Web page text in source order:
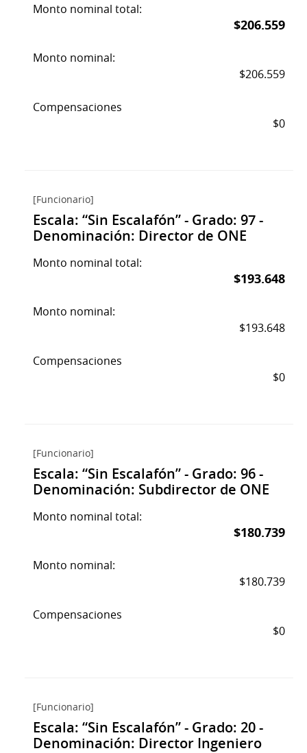
Monto nominal total:
$206.559
Monto nominal:
$206.559
Compensaciones
$0
[Funcionario]
Escala: “Sin Escalafón” - Grado: 97 -
Denominación: Director de ONE
Monto nominal total:
$193.648
Monto nominal:
$193.648
Compensaciones
$0
[Funcionario]
Escala: “Sin Escalafón” - Grado: 96 -
Denominación: Subdirector de ONE
Monto nominal total:
$180.739
Monto nominal:
$180.739
Compensaciones
$0
[Funcionario]
Escala: “Sin Escalafón” - Grado: 20 -
Denominación: Director Ingeniero